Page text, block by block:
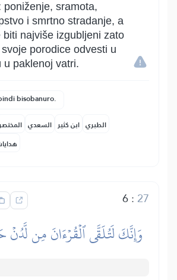
poniženje, sramota,
i smrtno stradanje, a
biti najviše izgubljeni zato
porodice odvesti u
u paklenoj vatri.
bisobanuro.
السعدي ابن كثير الطبري
6: 27
وَإِنَّكَ لَتُلَقَّى ٱلۡقُرۡءَانَ مِن